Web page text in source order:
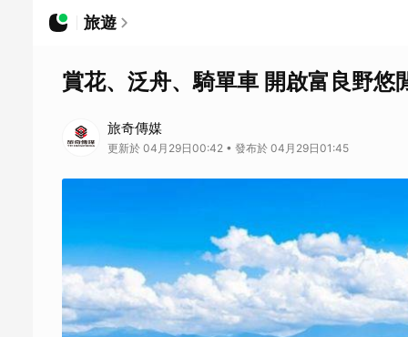
旅遊
賞花、泛舟、騎單車 開啟富良野悠
旅奇傳媒
更新於 04月29日00:42 • 發布於 04月29日01:45